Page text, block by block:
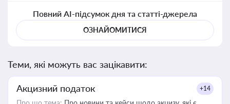
Повний AI-підсумок дня та статті-джерела
ОЗНАЙОМИТИСЯ
Теми, які можуть вас зацікавити:
Акцизний податок +14